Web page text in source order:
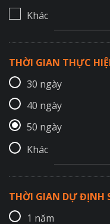
Khác
THỜI GIAN THỰC
30 ngày
40 ngày
50 ngày
Khác
THỜI GIAN DỰ ĐỊNH
1 năm